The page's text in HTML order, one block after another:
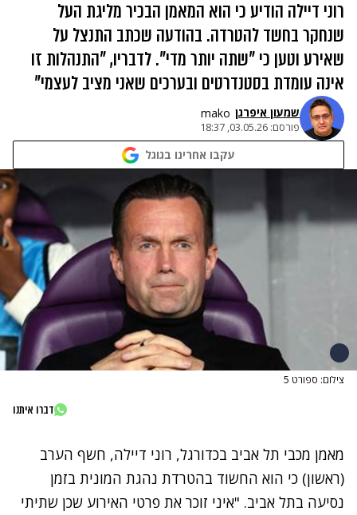
רוני דיילה הודיע כי הוא המאמן הבכיר מליגת העל
שנחקר בחשד להטרדה. בהודעה שכתב התנצל על
שאירע וטען כי "שתה יותר מדי". לדבריו, "התנהלות זו
אינה עומדת בסטנדרטים ובערכים שאני מציב לעצמי"
שמעון איפרגן​ mako
פורסם: 03.05.26, 18:37
עקבו אחרינו בגוגל
צילום: ספורט 5
דברו איתנו
מאמן מכבי תל אביב בכדורגל, רוני דיילה, חשף הערב
(ראשון) כי הוא החשוד בהטרדת נהגת המונית בזמן
נסיעה בתל אביב. "איני זוכר את פרטי האירוע שכן שתיתי